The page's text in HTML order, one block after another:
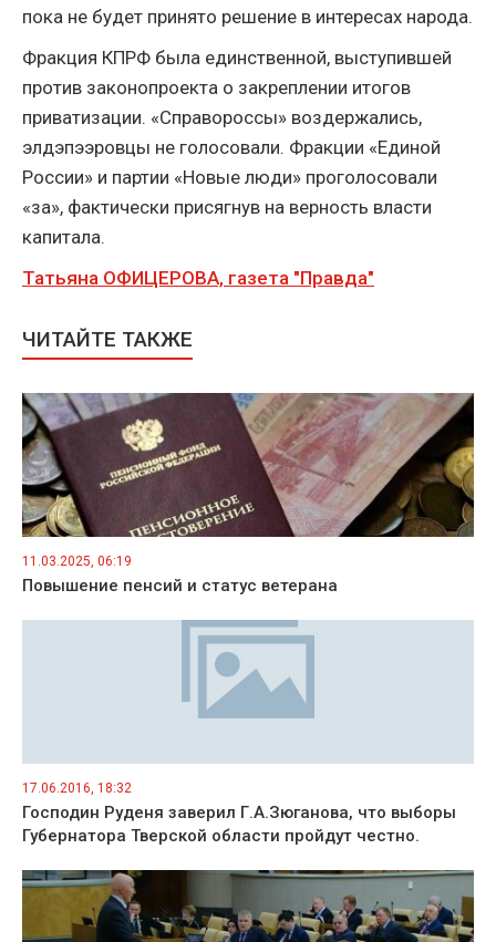
пока не будет принято решение в интересах народа.
Фракция КПРФ была единственной, выступившей
против законопроекта о закреплении итогов
приватизации. «Справороссы» воздержались,
элдэпээровцы не голосовали. Фракции «Единой
России» и партии «Новые люди» проголосовали
«за», фактически присягнув на верность власти
капитала.
Татьяна ОФИЦЕРОВА, газета "Правда"
ЧИТАЙТЕ ТАКЖЕ
11.03.2025, 06:19
Повышение пенсий и статус ветерана
17.06.2016, 18:32
Господин Руденя заверил Г.А.Зюганова, что выборы
Губернатора Тверской области пройдут честно.